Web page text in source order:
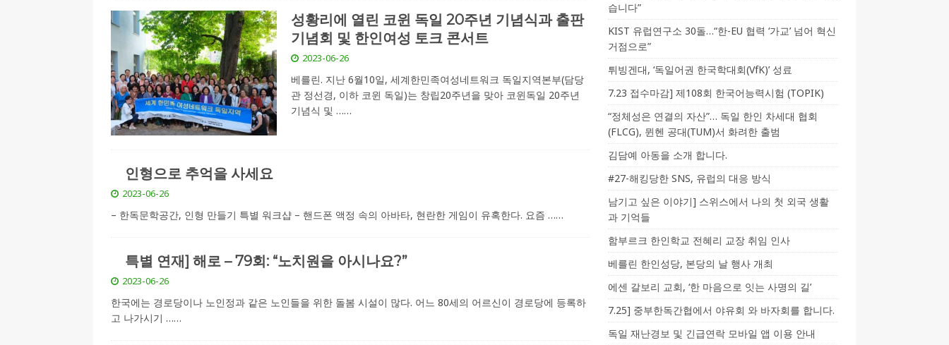
성황리에 열린 코윈 독일 20주년 기념식과 출판
기념회 및 한인여성 토크 콘서트
2023-06-26
베를린. 지난 6월10일, 세계한민족여성네트워크 독일지역본부(담당
관 정선경, 이하 코윈 독일)는 창립20주년을 맞아 코윈독일 20주년
기념식 및 ……
인형으로 추억을 사세요
2023-06-26
– 한독문학공간, 인형 만들기 특별 워크샵 – 핸드폰 액정 속의 아바타, 현란한 게임이 유혹한다. 요즘 ……
특별 연재] 해로 – 79회: “노치원을 아시나요?”
2023-06-26
한국에는 경로당이나 노인정과 같은 노인들을 위한 돌봄 시설이 많다. 어느 80세의 어르신이 경로당에 등록하
고 나가시기 ……
습니다”
KIST 유럽연구소 30돌…“한-EU 협력 ‘가교’ 넘어 혁신
거점으로”
튀빙겐대, ‘독일어권 한국학대회(VfK)’ 성료
7.23 접수마감] 제108회 한국어능력시험 (TOPIK)
“정체성은 연결의 자산”… 독일 한인 차세대 협회
(FLCG), 뮌헨 공대(TUM)서 화려한 출범
김담예 아동을 소개 합니다.
#27-해킹당한 SNS, 유럽의 대응 방식
남기고 싶은 이야기] 스위스에서 나의 첫 외국 생활
과 기억들
함부르크 한인학교 전혜리 교장 취임 인사
베를린 한인성당, 본당의 날 행사 개최
에센 갈보리 교회, ‘한 마음으로 잇는 사명의 길’
7.25] 중부한독간협에서 야유회 와 바자회를 합니다.
독일 재난경보 및 긴급연락 모바일 앱 이용 안내